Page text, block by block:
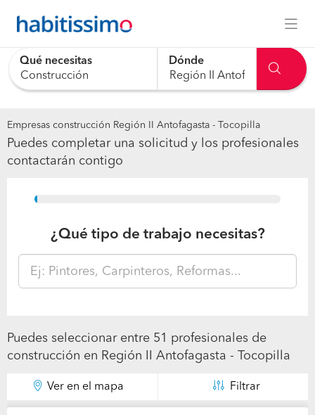
Qué necesitas Dónde
Empresas construcción Región II Antofagasta - Tocopilla
Puedes completar una solicitud y los profesionales
contactarán contigo
15%
¿Qué tipo de trabajo necesitas?
Puedes seleccionar entre 51 profesionales de
construcción en Región II Antofagasta - Tocopilla
Ver en el mapa Filtrar